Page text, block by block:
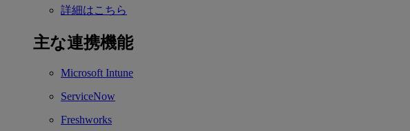
詳細はこちら
主な連携機能
Microsoft Intune
ServiceNow
Freshworks